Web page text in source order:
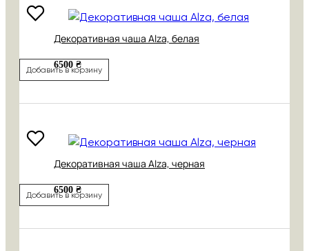
Декоративная чаша Alza, белая
6500 ₴
Добавить в корзину
Декоративная чаша Alza, черная
6500 ₴
Добавить в корзину